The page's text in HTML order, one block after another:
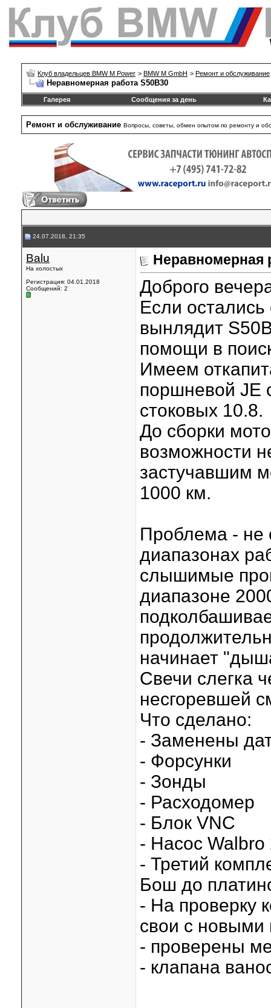
Клуб владельцев BMW M Power > BMW M GmbH > Ремонт и обслуживание
Неравномерная работа S50B30
Галерея Сообщения за день
Ремонт и обслуживание Вопросы, советы, обмен опытом по ремонту и
24.07.2018, 21:35
Balu
На холостых
Регистрация: 04.01.2018
Сообщений: 2
Неравномерная
Доброго
Если
вынлядит
помощи в
Имеем
поршневой JE
стоковых 10.8.
До сборки
возможности
застучавшим
1000 км.
Проблема - не
диапазонах
слышимые
диапазоне
начинает
Свечи слегка
несгоревшей
Что сделано:
- Заменены
- Форсунки
- Зонды
- Расходомер
- Блок VNC
- Насос Walbro
- Третий
Бош до
- На проверку
свои с новыми
- проверены
- клапана